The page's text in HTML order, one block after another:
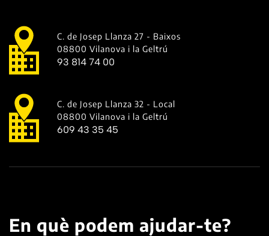
C. de Josep Llanza 27 - Baixos
08800 Vilanova i la Geltrú
93 814 74 00
C. de Josep Llanza 32 - Local
08800 Vilanova i la Geltrú
609 43 35 45
En què podem ajudar-te?